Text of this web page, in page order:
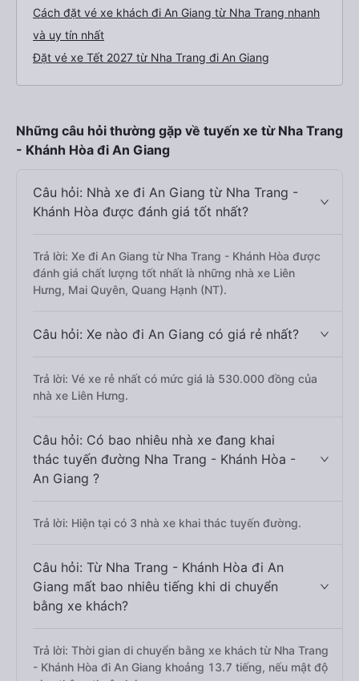
Cách đặt vé xe khách đi An Giang từ Nha Trang nhanh
và uy tín nhất
Đặt vé xe Tết 2027 từ Nha Trang đi An Giang
Những câu hỏi thường gặp về tuyến xe từ Nha Trang
- Khánh Hòa đi An Giang
Câu hỏi: Nhà xe đi An Giang từ Nha Trang -
Khánh Hòa được đánh giá tốt nhất?
Trả lời: Xe đi An Giang từ Nha Trang - Khánh Hòa được
đánh giá chất lượng tốt nhất là những nhà xe Liên
Hưng, Mai Quyên, Quang Hạnh (NT).
Câu hỏi: Xe nào đi An Giang có giá rẻ nhất?
Trả lời: Vé xe rẻ nhất có mức giá là 530.000 đồng của
nhà xe Liên Hưng.
Câu hỏi: Có bao nhiêu nhà xe đang khai
thác tuyến đường Nha Trang - Khánh Hòa -
An Giang ?
Trả lời: Hiện tại có 3 nhà xe khai thác tuyến đường.
Câu hỏi: Từ Nha Trang - Khánh Hòa đi An
Giang mất bao nhiêu tiếng khi di chuyển
bằng xe khách?
Trả lời: Thời gian di chuyển bằng xe khách từ Nha Trang
- Khánh Hòa đi An Giang khoảng 13.7 tiếng, nếu mật độ